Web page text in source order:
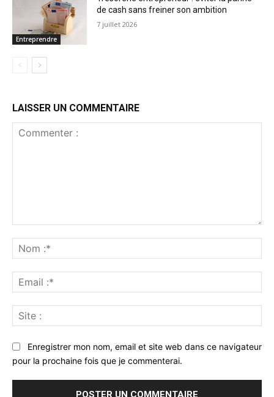
Entreprendre
de cash sans freiner son ambition
7 juillet 2026
LAISSER UN COMMENTAIRE
:*
:*
:
Enregistrer mon nom, email et site web dans ce navigateur
pour la prochaine fois que je commenterai.